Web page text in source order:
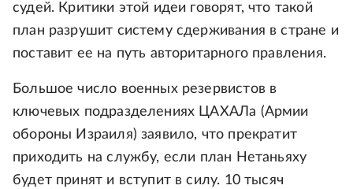
судей. Критики этой идеи говорят, что такой
план разрушит систему сдерживания в стране и
поставит ее на путь авторитарного правления.
Большое число военных резервистов в
ключевых подразделениях ЦАХАЛа (Армии
обороны Израиля) заявило, что прекратит
приходить на службу, если план Нетаньяху
будет принят и вступит в силу. 10 тысяч